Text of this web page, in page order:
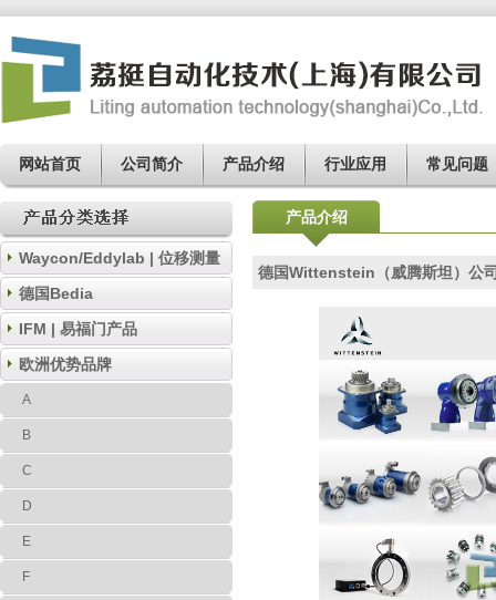
网站首页 公司简介 产品介绍 行业应用 常见问题
Waycon/Eddylab | 位移测量
德国Bedia
IFM | 易福门产品
欧洲优势品牌
A
B
C
D
E
F
产品介绍
德国Wittenstein（威腾斯坦）公